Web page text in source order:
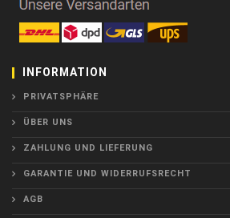
INFORMATION
PRIVATSPHÄRE
ÜBER UNS
ZAHLUNG UND LIEFERUNG
GARANTIE UND WIDERRUFSRECHT
AGB